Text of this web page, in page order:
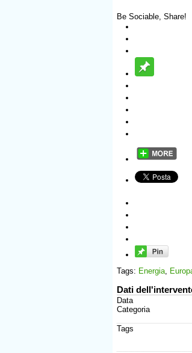
Be Sociable, Share!
Tags: Energia
Dati
Data
Categoria
Tags